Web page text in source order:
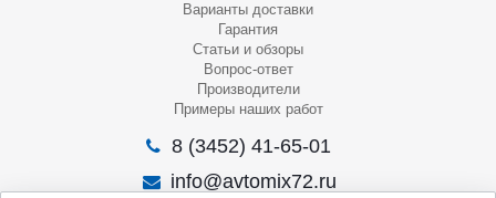
Варианты доставки
Гарантия
Статьи и обзоры
Вопрос-ответ
Производители
Примеры наших работ
8 (3452) 41-65-01
info@avtomix72.ru